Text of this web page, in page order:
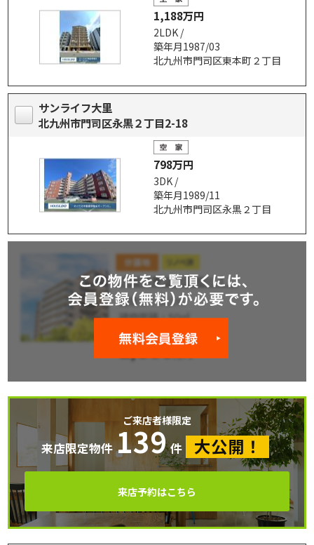
1,188万円
2LDK /
築年月1987/03
北九州市門司区東本町２丁目
サンライフ大里
北九州市門司区永黒２丁目2-18
798万円
3DK /
築年月1989/11
北九州市門司区永黒２丁目
ご来店者様限定
来店限定物件 139 件 大公開！
来店予約はこちら